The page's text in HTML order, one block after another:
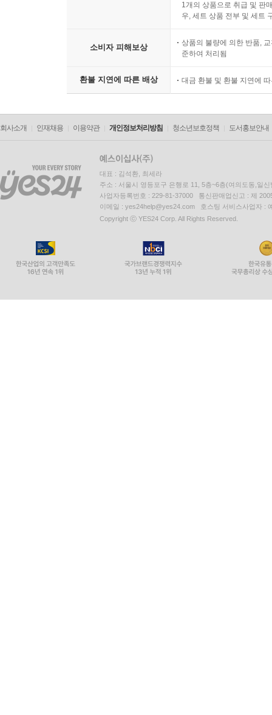
1개의 상품으로 취급 및 판
우, 세트 상품 전부 및 세트
소비자 피해보상
상품의 불량에 의한 반품,
준하여 처리됨
환불 지연에 따른 배상 대금 환불 및 환불 지연에
회사소개 인재채용 이용약관 개인정보처리방침 청소년보호정책 도서홍보안내
대표 : 김석환, 최세라
주소 : 서울시 영등포구 은행로 11, 5층~6층(여의도동,일신
사업자등록번호 : 229-81-37000 통신판매업신고 : 제
이메일 : yes24help@yes24.com 호스팅 서비스사업자 :
Copyright ⓒ YES24 Corp. All Rights Reserved.